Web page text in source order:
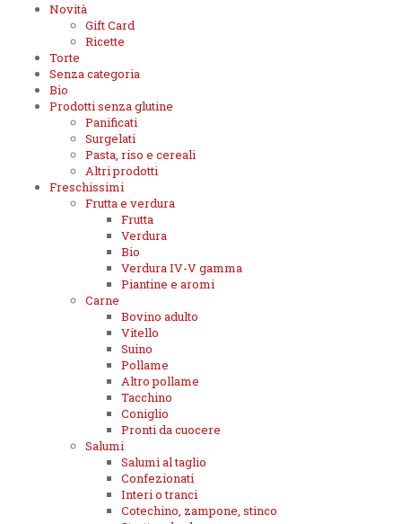
Novità
Gift Card
Ricette
Torte
Senza categoria
Bio
Prodotti senza glutine
Panificati
Surgelati
Pasta, riso e cereali
Altri prodotti
Freschissimi
Frutta e verdura
Frutta
Verdura
Bio
Verdura IV-V gamma
Piantine e aromi
Carne
Bovino adulto
Vitello
Suino
Pollame
Altro pollame
Tacchino
Coniglio
Pronti da cuocere
Salumi
Salumi al taglio
Confezionati
Interi o tranci
Cotechino, zampone, stinco